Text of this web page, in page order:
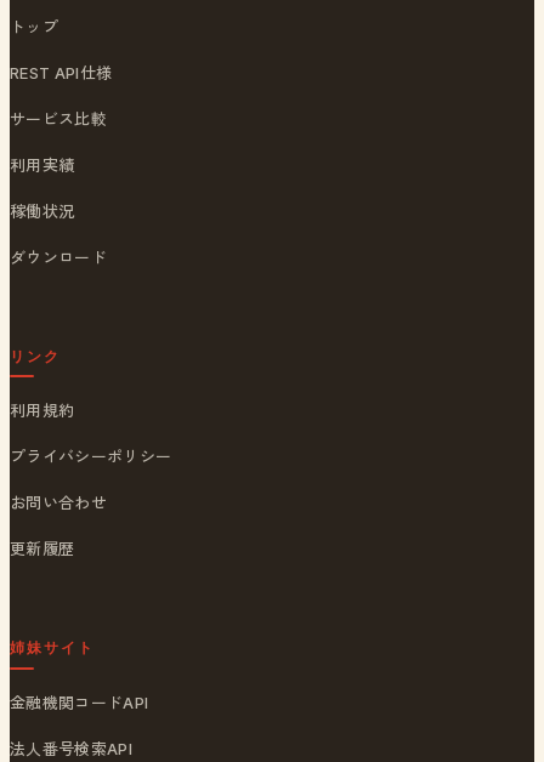
トップ
REST API仕様
サービス比較
利用実績
稼働状況
ダウンロード
リンク
利用規約
プライバシーポリシー
お問い合わせ
更新履歴
姉妹サイト
金融機関コードAPI
法人番号検索API